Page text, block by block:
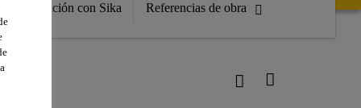
Formación con Sika Referencias de obra